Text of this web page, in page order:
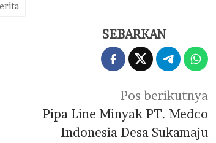
SEBARKAN
Pos berikutnya
Pipa Line Minyak PT. Medco
Indonesia Desa Sukamaju